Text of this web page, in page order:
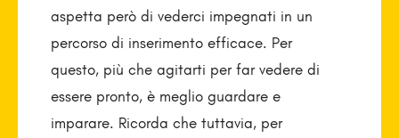
aspetta però di vederci impegnati in un
percorso di inserimento efficace. Per
questo, più che agitarti per far vedere di
essere pronto, è meglio guardare e
imparare. Ricorda che tuttavia, per